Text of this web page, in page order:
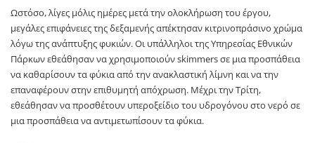
Ωστόσο, λίγες μόλις ημέρες μετά την ολοκλήρωση του έργου,
μεγάλες επιφάνειες της δεξαμενής απέκτησαν κιτρινοπράσινο χρώμα
λόγω της ανάπτυξης φυκιών. Οι υπάλληλοι της Υπηρεσίας Εθνικών
Πάρκων εθεάθησαν να χρησιμοποιούν skimmers σε μια προσπάθεια
να καθαρίσουν τα φύκια από την ανακλαστική λίμνη και να την
επαναφέρουν στην επιθυμητή απόχρωση. Μέχρι την Τρίτη,
εθεάθησαν να προσθέτουν υπεροξείδιο του υδρογόνου στο νερό σε
μια προσπάθεια να αντιμετωπίσουν τα φύκια.